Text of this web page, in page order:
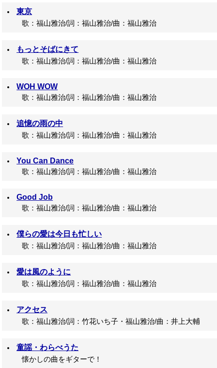
東京
歌：福山雅治/詞：福山雅治/曲：福山雅治
もっとそばにきて
歌：福山雅治/詞：福山雅治/曲：福山雅治
WOH WOW
歌：福山雅治/詞：福山雅治/曲：福山雅治
追憶の雨の中
歌：福山雅治/詞：福山雅治/曲：福山雅治
You Can Dance
歌：福山雅治/詞：福山雅治/曲：福山雅治
Good Job
歌：福山雅治/詞：福山雅治/曲：福山雅治
僕らの愛は今日も忙しい
歌：福山雅治/詞：福山雅治/曲：福山雅治
愛は風のように
歌：福山雅治/詞：福山雅治/曲：福山雅治
アクセス
歌：福山雅治/詞：竹花いち子・福山雅治/曲：井上大輔
童謡・わらべうた
懐かしの曲をギターで！